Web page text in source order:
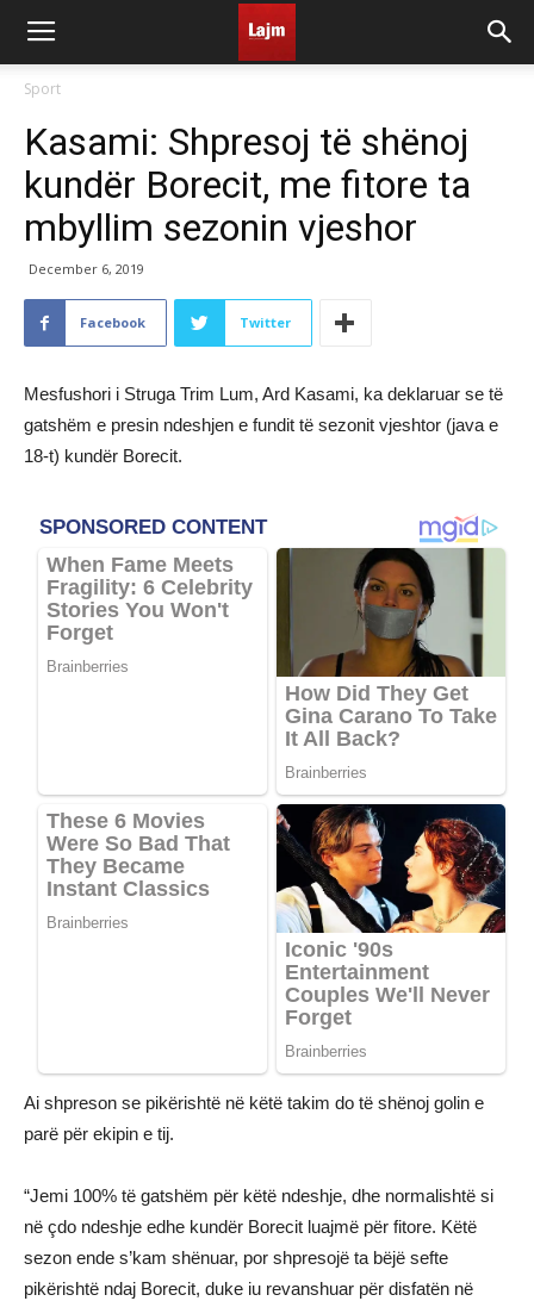
Sport
Kasami: Shpresoj të shënoj
kundër Borecit, me fitore ta
mbyllim sezonin vjeshor
December 6, 2019
Facebook Twitter
Mesfushori i Struga Trim Lum, Ard Kasami, ka deklaruar se të
gatshëm e presin ndeshjen e fundit të sezonit vjeshtor (java e
18-t) kundër Borecit.
Ai shpreson se pikërishtë në këtë takim do të shënoj golin e
parë për ekipin e tij.
“Jemi 100% të gatshëm për këtë ndeshje, dhe normalishtë si
në çdo ndeshje edhe kundër Borecit luajmë për fitore. Këtë
sezon ende s’kam shënuar, por shpresojë ta bëjë sefte
pikërishtë ndaj Borecit, duke iu revanshuar për disfatën në